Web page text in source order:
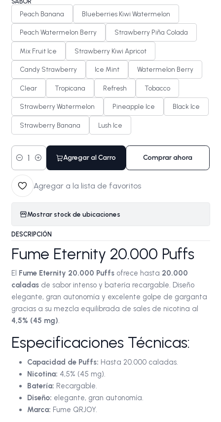
Peach Banana Blueberries Kiwi Watermelon
Peach Watermelon Berry Strawberry Piña Colada
Mix Fruit Ice Strawberry Kiwi Apricot
Candy Strawberry Ice Mint Watermelon Berry
Clear Tropicana Refresh Tobacco
Strawberry Watermelon Pineapple Ice Black Ice
Strawberry Banana Lush Ice
Cantidad
Agregar al Carro Comprar ahora
Agregar a la lista de favoritos
Mostrar stock de ubicaciones
DESCRIPCIÓN
Fume Eternity 20.000 Puffs
El Fume Eternity 20.000 Puffsofrece hasta 20.000
caladasde sabor intenso y batería recargable. Diseño
elegante, gran autonomía y excelente golpe de garganta
gracias a su mezcla equilibrada de sales de nicotina al
4,5% (45 mg).
Especificaciones Técnicas:
Capacidad de Puffs: Hasta 20.000 caladas.
Nicotina: 4,5% (45 mg).
Batería: Recargable.
Diseño: elegante, gran autonomía.
Marca: Fume QRJOY.